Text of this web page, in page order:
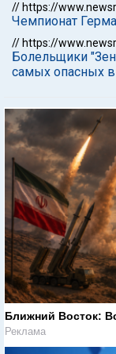
// https://
Чемпионат
// https://
Болельщики
самых опасных
Ближний Восток:
Реклама